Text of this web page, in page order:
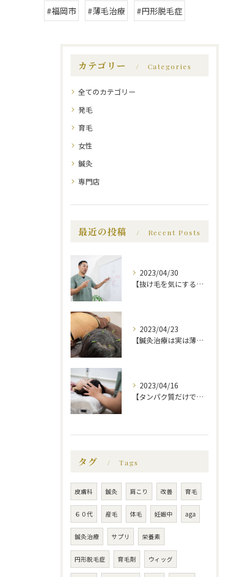
#福岡市 #薄毛治療 #円形脱毛症
カテゴリー Categories
全てのカテゴリー
発毛
育毛
女性
鍼灸
専門店
最近の投稿 Recent Posts
2023/04/30
【抜け毛を気にする前に、知っておいてほしい事】福岡市で薄毛治療｜福岡薄毛専門鍼灸センター
2023/04/23
【鍼灸治療は実は薄毛に効果的】福岡市で薄毛治療｜福岡薄毛専門鍼灸センター
2023/04/16
【タンパク質だけでは不十分！？薄毛にいい食べ物】福岡市で薄毛治療｜福岡薄毛専門鍼灸センター
タグ Tags
皮膚科 鍼灸 肩こり 改善 育毛
６０代 産毛 体毛 妊娠中 aga
鍼灸治療 サプリ 栄養素
円形脱毛症 育毛剤 ウィッグ